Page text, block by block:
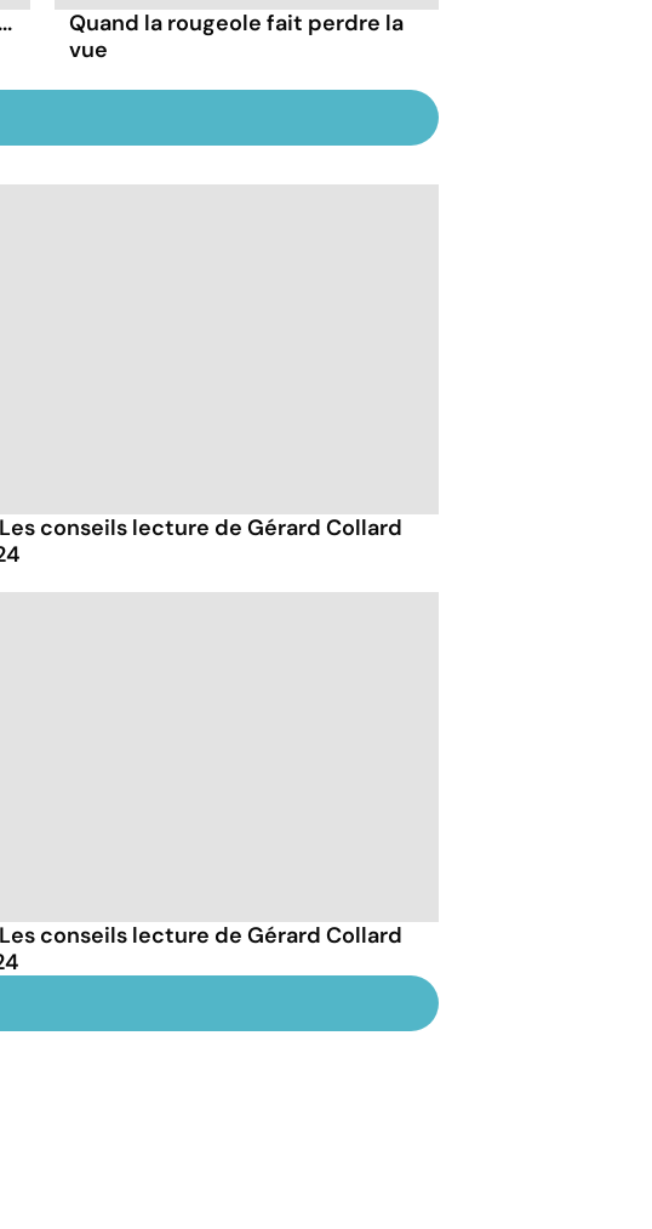
Quand la rougeole fait perdre la
vue
conseils lecture de Gérard Collard
conseils lecture de Gérard Collard